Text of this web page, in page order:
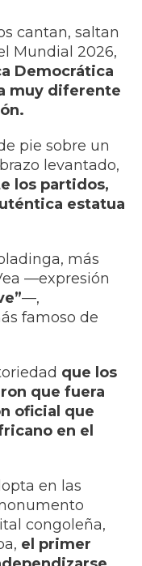
cantan, saltan
Mundial 2026,
Democrática
muy diferente
pie sobre un
levantado,
los partidos,
estatua
más
—expresión
—,
famoso de
que los
que fuera
oficial que
en el
en las
congoleña,
el primer